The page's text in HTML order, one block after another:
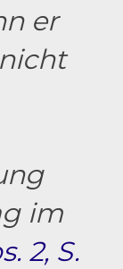
er
im
2, S.